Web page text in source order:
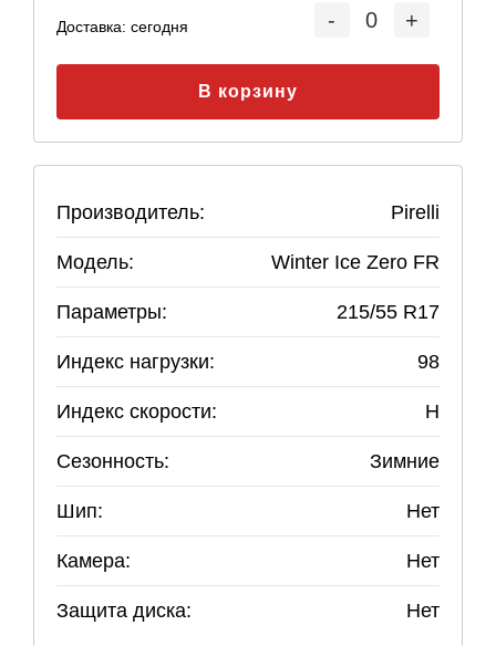
Доставка: сегодня - 0 +
В корзину
Производитель: Pirelli
Модель: Winter Ice Zero FR
Параметры: 215/55 R17
Индекс нагрузки: 98
Индекс скорости: H
Сезонность: Зимние
Шип: Нет
Камера: Нет
Защита диска: Нет